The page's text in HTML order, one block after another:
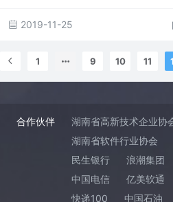
2019-11-25
1 9 10 11
合作伙伴
湖南省高新技术企业协
湖南省软件行业协会
民生银行
浪潮集团
中国电信
亿美软通
快递100
中国石油